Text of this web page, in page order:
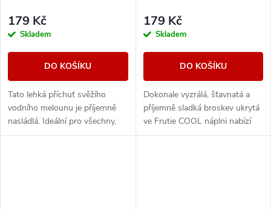
179 Kč
Skladem
DO KOŠÍKU
Tato lehká příchuť svěžího
vodního melounu je příjemně
nasládlá. Ideální pro všechny,
kteří si chtějí odpočinou od
179 Kč
Skladem
DO KOŠÍKU
Dokonale vyzrálá, šťavnatá a
příjemně sladká broskev ukrytá
ve Frutie COOL náplni nabízí
kromě autentické ovocné